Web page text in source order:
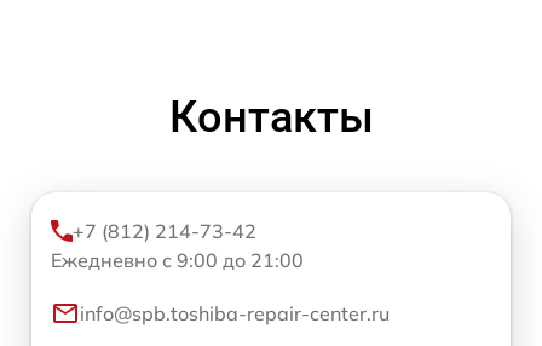
Контакты
+7 (812) 214-73-42
Ежедневно с 9:00 до 21:00
info@spb.toshiba-repair-center.ru